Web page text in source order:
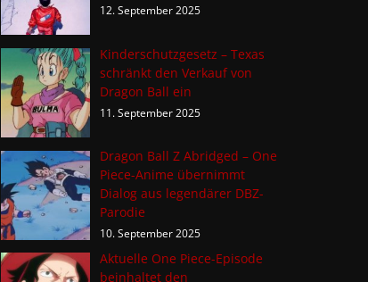
12. September 2025
Kinderschutzgesetz – Texas
schränkt den Verkauf von
Dragon Ball ein
11. September 2025
Dragon Ball Z Abridged – One
Piece-Anime übernimmt
Dialog aus legendärer DBZ-
Parodie
10. September 2025
Aktuelle One Piece-Episode
beinhaltet den